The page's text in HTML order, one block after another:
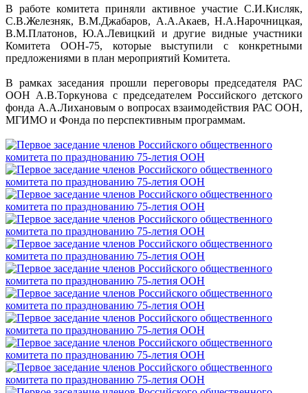
В работе комитета приняли активное участие С.И.Кисляк,
С.В.Железняк, В.М.Джабаров, А.А.Акаев, Н.А.Нарочницкая,
В.М.Платонов, Ю.А.Левицкий и другие видные участники
Комитета ООН-75, которые выступили с конкретными
предложениями в план мероприятий Комитета.
В рамках заседания прошли переговоры председателя РАС
ООН А.В.Торкунова с председателем Российского детского
фонда А.А.Лихановым о вопросах взаимодействия РАС ООН,
МГИМО и Фонда по перспективным программам.